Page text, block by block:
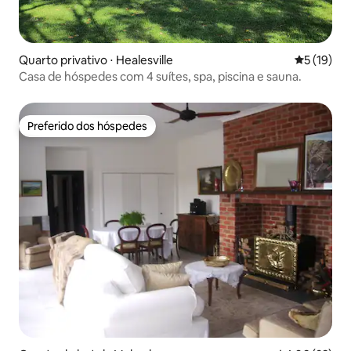
Quarto privativo ⋅ Healesville 5 de uma
5 (19)
Casa de hóspedes com 4 suítes, spa, piscina e sauna.
Preferido dos hóspedes
Preferido dos hóspedes